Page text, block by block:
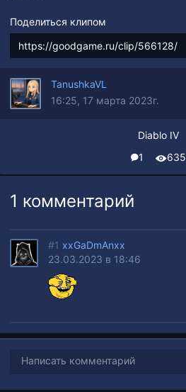
Поделиться клипом
TanushkaVL
16:25, 17 марта 2023г.
Diablo IV
1
635
1 комментарий
#1 xxGaDmAnxx
23.03.2023 в 18:46
Написать комментарий